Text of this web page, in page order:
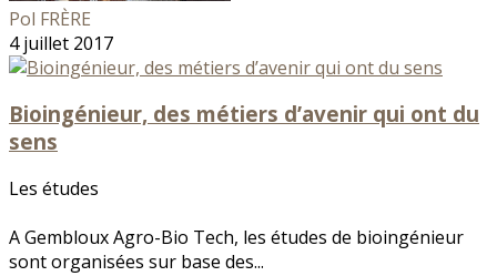
Pol FRÈRE
4 juillet 2017
Bioingénieur, des métiers d’avenir qui ont du
sens
Les études
A Gembloux Agro-Bio Tech, les études de bioingénieur
sont organisées sur base des...